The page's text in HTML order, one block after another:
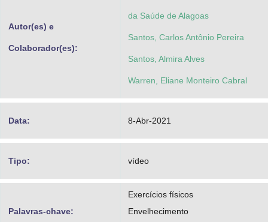
Autor(es) e
Colaborador(es):
da Saúde de Alagoas
Santos, Carlos Antônio Pereira
Santos, Almira Alves
Warren, Eliane Monteiro Cabral
Data: 8-Abr-2021
Tipo: vídeo
Palavras-chave:
Exercícios físicos
Envelhecimento